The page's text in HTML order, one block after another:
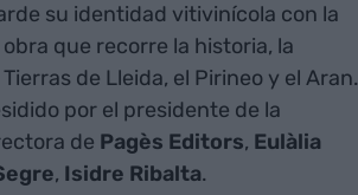
su identidad vitivinícola con la
obra que recorre la historia, la
de Lleida, el Pirineo y el Aran.
por el presidente de la
de Pagès Editors, Eulàlia
, Isidre Ribalta.